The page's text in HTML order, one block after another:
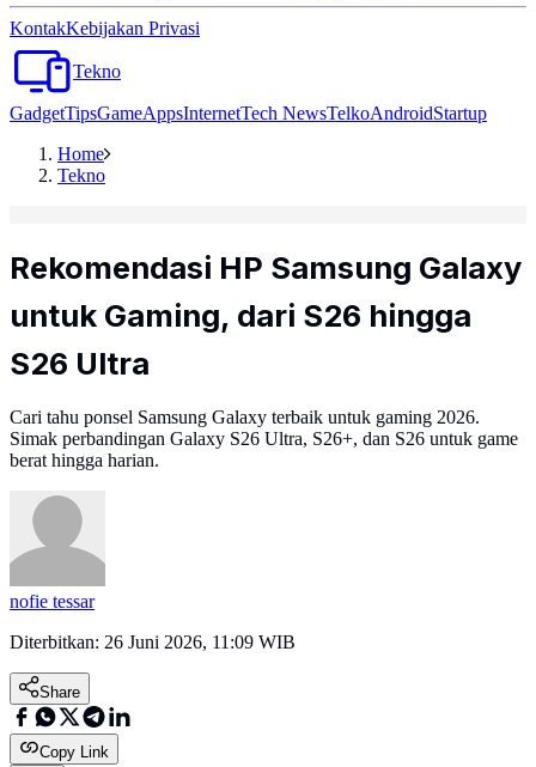
KontakKebijakan Privasi
Tekno
GadgetTipsGameAppsInternetTech NewsTelkoAndroidStartup
Home
Tekno
Rekomendasi HP Samsung Galaxy
untuk Gaming, dari S26 hingga
S26 Ultra
Cari tahu ponsel Samsung Galaxy terbaik untuk gaming 2026.
Simak perbandingan Galaxy S26 Ultra, S26+, dan S26 untuk game
berat hingga harian.
nofie tessar
Diterbitkan: 26 Juni 2026, 11:09 WIB
Share
Copy Link